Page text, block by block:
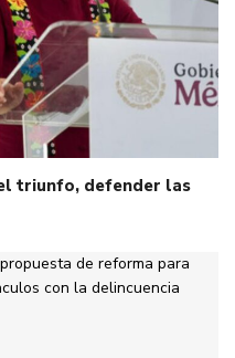
triunfo, defender las